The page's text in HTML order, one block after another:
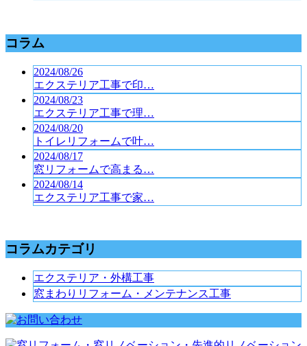
コラム
2024/08/26
エクステリア工事で印…
2024/08/23
エクステリア工事で理…
2024/08/20
トイレリフォームで叶…
2024/08/17
窓リフォームで高まる…
2024/08/14
エクステリア工事で家…
コラムカテゴリ
エクステリア・外構工事
窓まわりリフォーム・メンテナンス工事